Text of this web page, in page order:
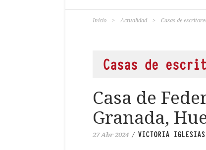
Inicio > Actualidad > Casas de
Casas de
Casa de
Granada,
27 Abr 2024 / VICTORIA IGLESIAS